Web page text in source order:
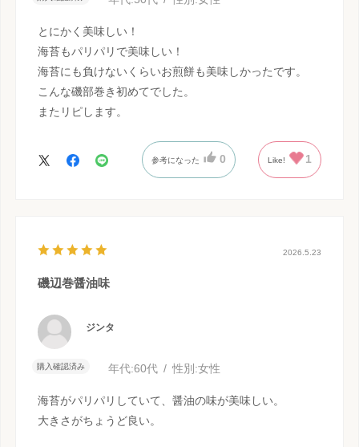
とにかく美味しい！
海苔もパリパリで美味しい！
海苔にも負けないくらいお煎餅も美味しかったです。
こんな磯部巻き初めてでした。
またリピします。
参考になった 0 Like! 1
2026.5.23
磯辺巻醤油味
ジンタ
購入確認済み 年代:60代 性別:女性
海苔がパリパリしていて、醤油の味が美味しい。
大きさがちょうど良い。